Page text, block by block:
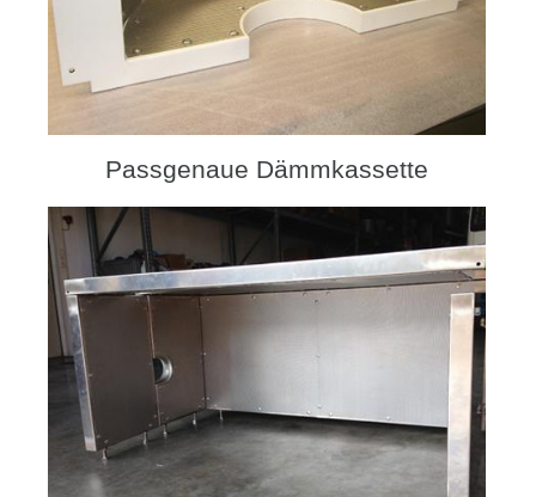
Passgenaue Dämmkassette